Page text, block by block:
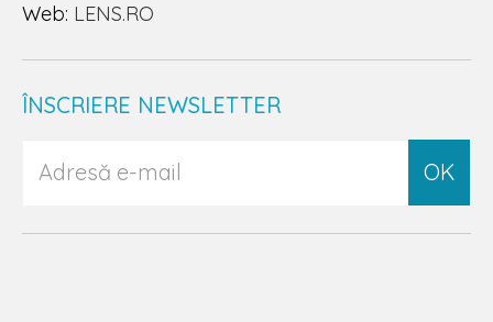
Web: LENS.RO
ÎNSCRIERE NEWSLETTER
OK